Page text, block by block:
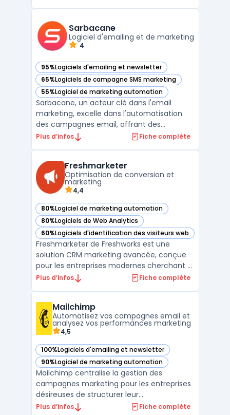
ses fonctionnalités avancées, MDirector
facilite la mise en pl ...
Sarbacane
Logiciel d'emailing et de marketing
4
95%Logiciels d'emailing et newsletter
— voir Sarbacane dans cette catégorie
65%Logiciels de campagne SMS marketing
— voir Sarbacane dans cette catégorie
55%Logiciel de marketing automation
— voir Sarbacane dans cette catégorie
Sarbacane, un acteur clé dans l'email
marketing, excelle dans l'automatisation
des campagnes email, offrant des
stratégies d'automatisation email efficaces
campagnes email, Sarbacane facilite la
création de campagnes email cib ...
Plus d’infos Fiche complète
Freshmarketer
Optimisation de conversion et
marketing
4,4
80%Logiciel de marketing automation
— voir Freshmarketer dans cette catégorie
80%Logiciels de Web Analytics
— voir Freshmarketer dans cette catégorie
60%Logiciels d'identification des visiteurs web
— voir Freshmarketer dans cette catégorie
Freshmarketer de Freshworks est une
solution CRM marketing avancée, conçue
pour les entreprises modernes cherchant à
optimiser leurs stratégies de marketing
automatiser les campagnes marketing,
permettant ainsi une gestion ...
Plus d’infos Fiche complète
Mailchimp
Automatisez vos campagnes email et
analysez vos performances marketing
4,5
100%Logiciels d'emailing et newsletter
— voir Mailchimp dans cette catégorie
90%Logiciel de marketing automation
— voir Mailchimp dans cette catégorie
Mailchimp centralise la gestion des
campagnes marketing pour les entreprises
désireuses de structurer leur
communication et d’automatiser leurs
Plus d’infos Fiche complète